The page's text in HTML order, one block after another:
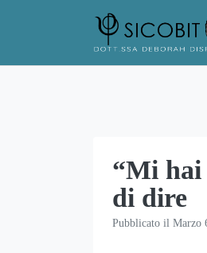
“Mi hai
di dire
Pubblicato il Marzo